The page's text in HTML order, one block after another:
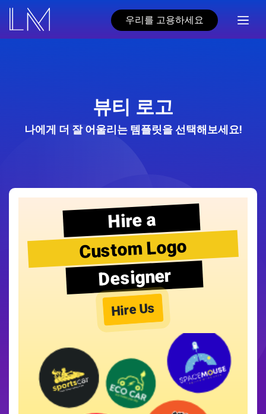
우리를 고용하세요
뷰티 로고
나에게 더 잘 어울리는 템플릿을 선택해보세요!
Hire a
Custom Logo
Designer
Hire Us